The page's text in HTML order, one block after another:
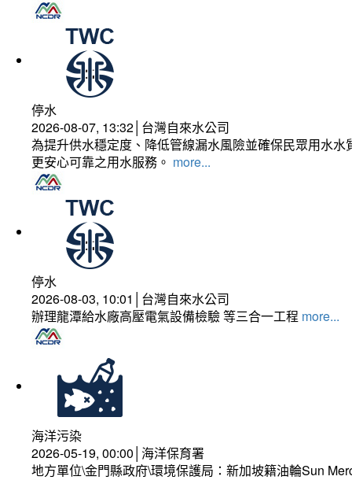
停水
2026-08-07, 13:32│台灣自來水公司
為提升供水穩定度、降低管線漏水風險並確保民眾用水
更安心可靠之用水服務。 more...
停水
2026-08-03, 10:01│台灣自來水公司
辦理龍潭給水廠高壓電氣設備檢驗 等三合一工程 more...
海洋污染
2026-05-19, 00:00│海洋保育署
地方單位\金門縣政府\環境保護局：新加坡籍油輪Sun